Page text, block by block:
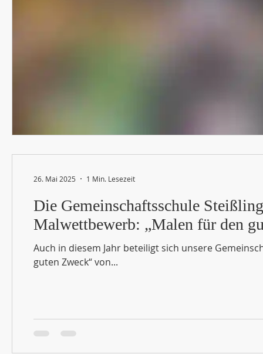
Die Gemeinschaftsschule
Malwettbewerb: „Malen für den
Auch in diesem Jahr beteiligt sich unsere Gemeinschaftsschule am internationalen Malwettbewerb „Malen für den
guten Zweck“ von...
26. Mai 2025 1 Min. Lesezeit